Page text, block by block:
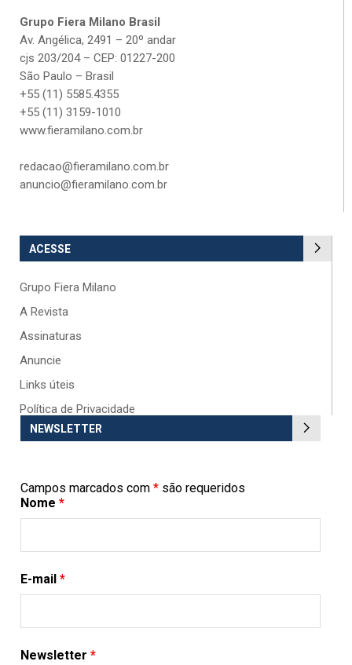
Grupo Fiera Milano Brasil
Av. Angélica, 2491 – 20º andar
cjs 203/204 – CEP: 01227-200
São Paulo – Brasil
+55 (11) 5585.4355
+55 (11) 3159-1010
www.fieramilano.com.br
redacao@fieramilano.com.br
anuncio@fieramilano.com.br
ACESSE
Grupo Fiera Milano
A Revista
Assinaturas
Anuncie
Links úteis
Política de Privacidade
NEWSLETTER
Campos marcados com * são requeridos
Nome *
E-mail *
Newsletter *